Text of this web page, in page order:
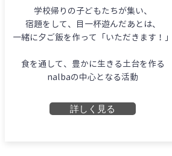
学校帰りの子どもたちが集い、
宿題をして、目一杯遊んだあとは、
一緒に夕ご飯を作って「いただきます！」
食を通して、豊かに生きる土台を作る
nalbaの中心となる活動
詳しく見る